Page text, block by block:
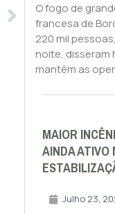
O fogo de
francesa de
220 mil
noite, disseram
mantêm as
MAIOR
AINDA ATIVO
Julho 23,